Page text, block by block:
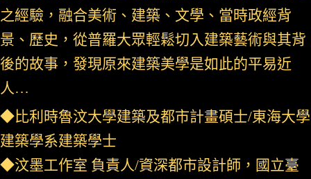
之經驗，融合美術、建築、文學、當時政經背
景、歷史，從普羅大眾輕鬆切入建築藝術與其背
後的故事，發現原來建築美學是如此的平易近
人…
◆比利時魯汶大學建築及都市計畫碩士/東海大學
建築學系建築學士
◆汶墨工作室 負責人/資深都市設計師， 國立臺